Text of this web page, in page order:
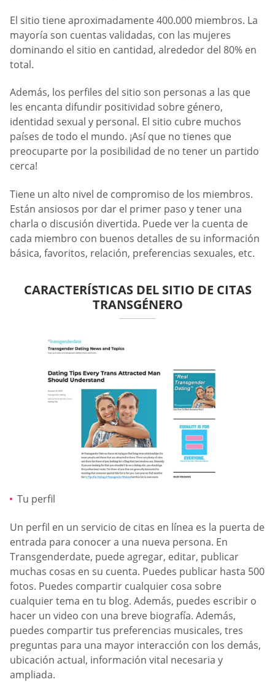
El sitio tiene aproximadamente 400.000 miembros. La
mayoría son cuentas validadas, con las mujeres
dominando el sitio en cantidad, alrededor del 80% en
total.
Además, los perfiles del sitio son personas a las que
les encanta difundir positividad sobre género,
identidad sexual y personal. El sitio cubre muchos
países de todo el mundo. ¡Así que no tienes que
preocuparte por la posibilidad de no tener un partido
cerca!
Tiene un alto nivel de compromiso de los miembros.
Están ansiosos por dar el primer paso y tener una
charla o discusión divertida. Puede ver la cuenta de
cada miembro con buenos detalles de su información
básica, favoritos, relación, preferencias sexuales, etc.
CARACTERÍSTICAS DEL SITIO DE CITAS
TRANSGÉNERO
Tu perfil
Un perfil en un servicio de citas en línea es la puerta de
entrada para conocer a una nueva persona. En
Transgenderdate, puede agregar, editar, publicar
muchas cosas en su cuenta. Puedes publicar hasta 500
fotos. Puedes compartir cualquier cosa sobre
cualquier tema en tu blog. Además, puedes escribir o
hacer un video con una breve biografía. Además,
puedes compartir tus preferencias musicales, tres
preguntas para una mayor interacción con los demás,
ubicación actual, información vital necesaria y
ampliada.